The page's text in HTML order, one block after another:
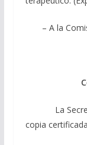
– A la
La
copia